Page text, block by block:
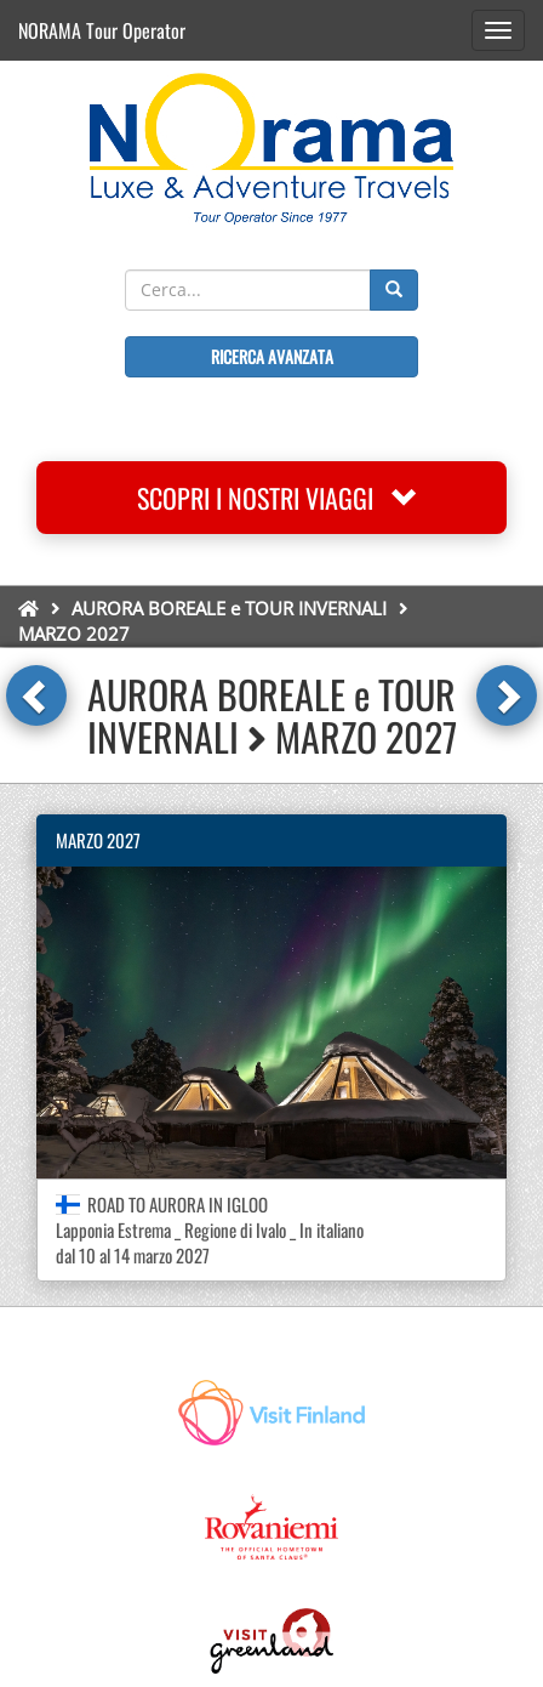
NORAMA Tour Operator
RICERCA AVANZATA
SCOPRI I NOSTRI VIAGGI
AURORA BOREALE e TOUR INVERNALI
MARZO 2027
AURORA BOREALE e TOUR
INVERNALI MARZO 2027
MARZO 2027
ROAD TO AURORA IN IGLOO
Lapponia Estrema _ Regione di Ivalo _ In italiano
dal 10 al 14 marzo 2027